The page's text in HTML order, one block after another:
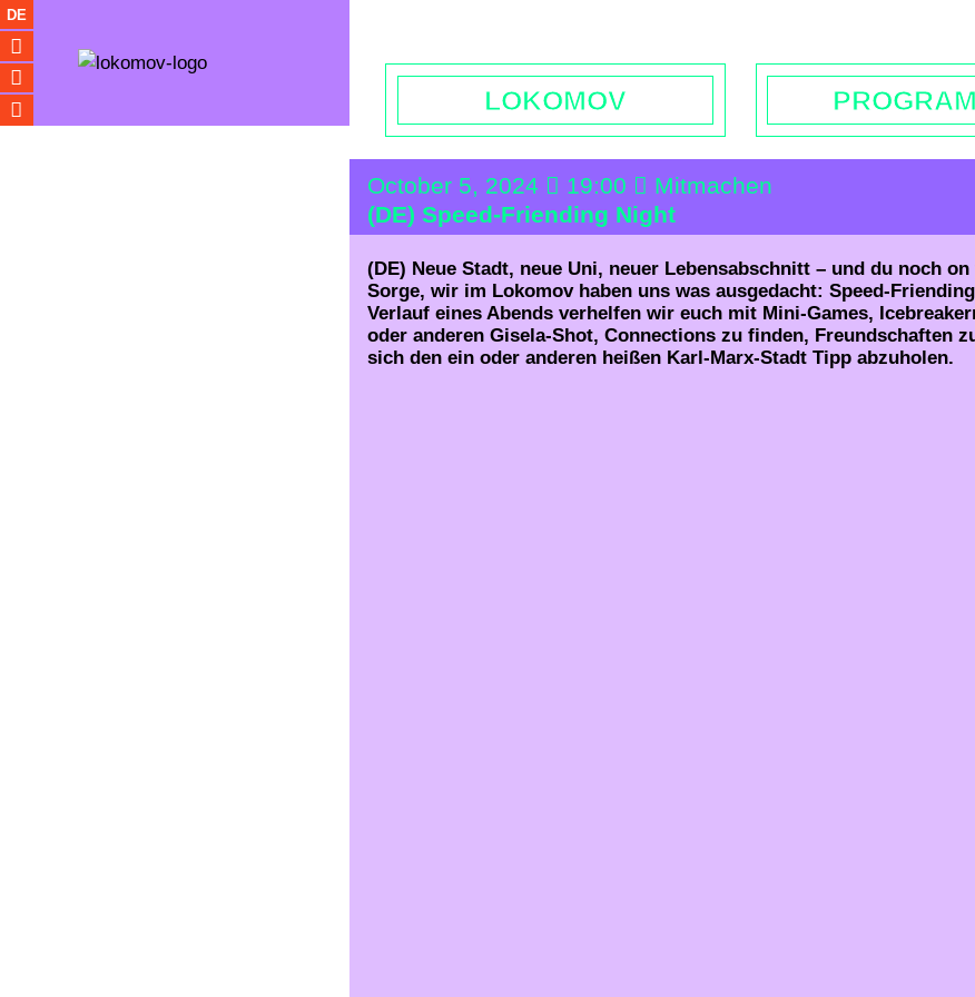
DE
LOKOMOV
October 5, 2024 19:00
Mitmachen
(DE) Speed-Friending Night
(DE) Neue Stadt, neue Uni, neuer Lebensabschnitt – und du noch
Sorge, wir im Lokomov haben uns was ausgedacht: Speed-
Verlauf eines Abends verhelfen wir euch mit Mini-Games,
oder anderen Gisela-Shot, Connections zu finden, Freundschaften
sich den ein oder anderen heißen Karl-Marx-Stadt Tipp abzuholen.